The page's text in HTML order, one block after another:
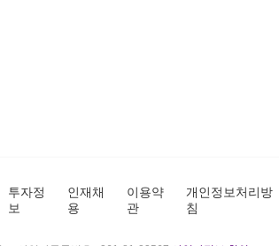
투자정
보
인재채
용
이용약
관
개인정보처리방
침